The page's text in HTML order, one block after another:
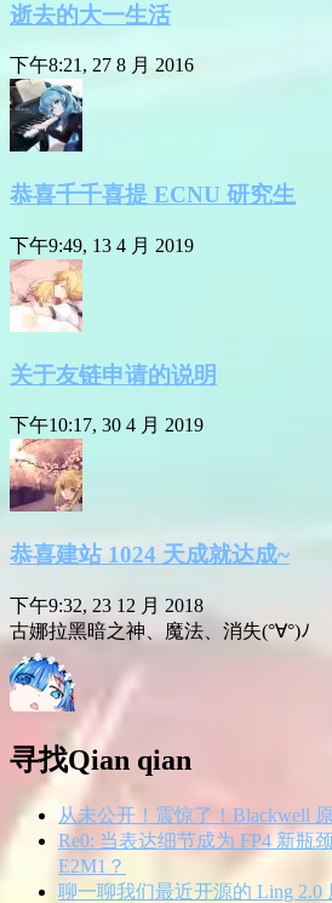
逝去的大一生活
下午8:21, 27 8 月 2016
恭喜千千喜提 ECNU 研究生
下午9:49, 13 4 月 2019
关于友链申请的说明
下午10:17, 30 4 月 2019
恭喜建站 1024 天成就达成~
下午9:32, 23 12 月 2018
古娜拉黑暗之神、魔法、消失(°∀°)ﾉ
寻找Qian qian
从未公开！震惊了！Blackwell
Re0: 当表达细节成为 FP4 新瓶
E2M1？
聊一聊我们最近开源的 Ling 2.0